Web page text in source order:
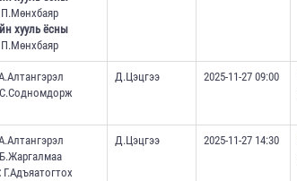
хууль ёсны
Д.Цэцгээ 2025-11-27 09:00
Г.Адъяатогтох
Д.Цэцгээ 2025-11-27 14:30